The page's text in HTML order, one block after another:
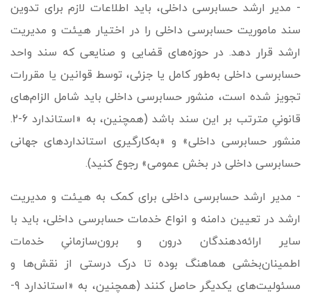
- مدیر ارشد حسابرسی داخلی، باید اطلاعات لازم برای تدوین
سند ماموریت حسابرسی داخلی را در اختیار هیئت و مدیریت
ارشد قرار دهد. در حوزه‌های قضایی و صنایعی که سند واحد
حسابرسی داخلی به­‌طور کامل یا جزئی، توسط قوانین یا مقررات
تجویز شده است، منشور حسابرسی داخلی باید شامل الزام­‌های
قانونیِ مترتب بر این سند باشد (همچنین، به «استاندارد 6-2.
منشور حسابرسی داخلی» و «به­‌کارگیری استانداردهای جهانی
حسابرسی داخلی در بخش عمومی» رجوع کنید).
- مدیر ارشد حسابرسی داخلی برای کمک به هیئت و مدیریت
ارشد در تعیین دامنه و انواع خدمات حسابرسی داخلی، باید با
سایر ارائه‌دهندگان درون و برون‌سازمانیِ خدمات
اطمینان‌بخشی هماهنگ بوده تا درک درستی از نقش‌ها و
مسئولیت‌های یکدیگر حاصل کنند (همچنین، به «استاندارد 9-